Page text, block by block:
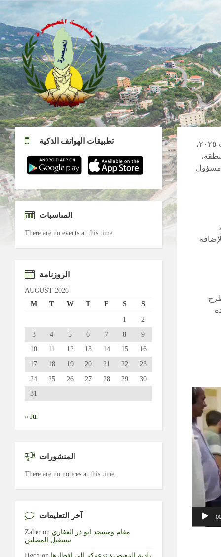
أطلق العمل البلدي في منطقة جبل لبنان والشمال يوم الجمعة الواقع في ٢٢ آب ٢٠٢٥،
مسؤول
طرح
Video
Player
تطبيقات الهواتف الذكية
المناسبات
There are no events at this time.
الروزنامة
AUGUST 2026
M
T W T F S S
1
2
3
4 5 6 7 8
9
10
11 12 13 14 15
16
17
18 19 20 21 22
23
24
25 26 27 28 29
30
31
« Jul
المنشورات
There are no notices at this time.
آخر التعليقات
Zaher on مقام ومسجد ابو ذر الغفاري
يستقبل المصلين
Hgdd on بلدية المعيصرة تدعوكم الى افطارها